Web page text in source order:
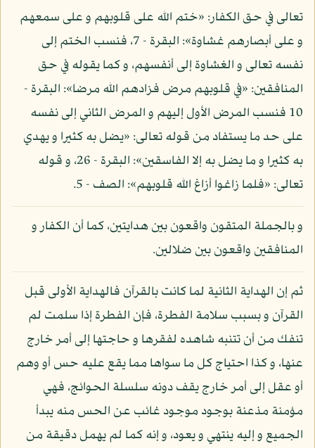
تعالى في حق الكفار: «ختم الله على قلوبهم و على سمعهم
و على أبصارهم غشاوة»: البقرة - 7، فنسب الختم إلى
نفسه تعالى و الغشاوة إلى أنفسهم، و كما يقوله في حق
المنافقين: «في قلوبهم مرض فزادهم الله مرضا»: البقرة -
10 فنسب المرض الأول إليهم و المرض الثاني إلى نفسه
على حد ما يستفاد من قوله تعالى: «يضل به كثيرا و يهدي
به كثيرا و ما يضل به إلا الفاسقين»: البقرة - 26، و قوله
تعالى: «فلما زاغوا أزاغ الله قلوبهم»: الصف - 5.
و بالجملة المتقون واقعون بين هدايتين، كما أن الكفار و
المنافقين واقعون بين ضلالين.
ثم إن الهداية الثانية لما كانت بالقرآن فالهداية الأولى قبل
القرآن و بسبب سلامة الفطرة، فإن الفطرة إذا سلمت لم
تنفك من أن تتنبه شاهده لفقرها و حاجتها إلى أمر خارج
عنها، و كذا احتياج كل ما سواها مما يقع عليه حس أو وهم
أو عقل إلى أمر خارج يقف دونه سلسلة الحوائج، فهي
مؤمنة مذعنة بوجود موجود غائب عن الحس منه يبدأ
الجميع و إليه ينتهي و يعود، و إنه كما لم يهمل دقيقة من